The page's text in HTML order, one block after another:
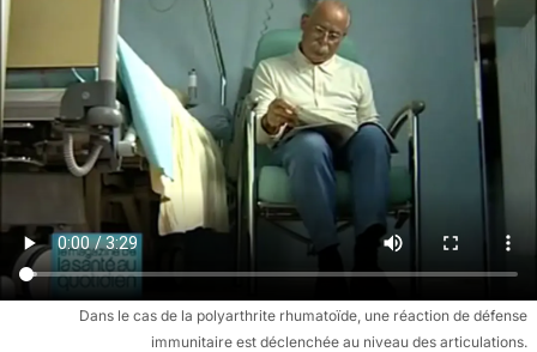
Dans le cas de la polyarthrite rhumatoïde, une réaction de défense
immunitaire est déclenchée au niveau des articulations.